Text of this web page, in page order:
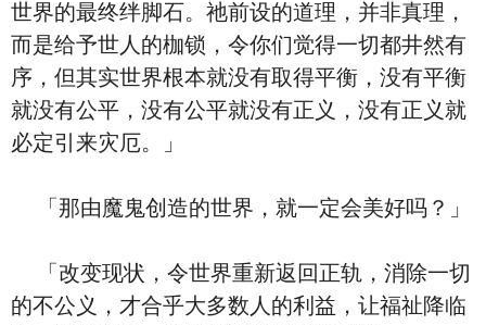
世界的最终绊脚石。祂前设的道理，并非真理，
而是给予世人的枷锁，令你们觉得一切都井然有
序，但其实世界根本就没有取得平衡，没有平衡
就没有公平，没有公平就没有正义，没有正义就
必定引来灾厄。」
「那由魔鬼创造的世界，就一定会美好吗？」
「改变现状，令世界重新返回正轨，消除一切
的不公义，才合乎大多数人的利益，让福祉降临